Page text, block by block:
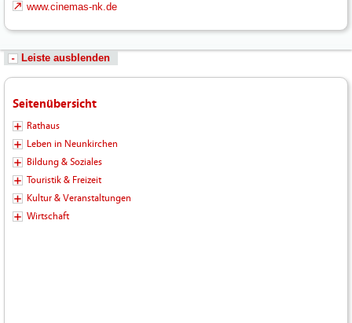
www.cinemas-nk.de
Leiste ausblenden
Seitenübersicht
Rathaus
Leben in Neunkirchen
Bildung & Soziales
Touristik & Freizeit
Kultur & Veranstaltungen
Wirtschaft